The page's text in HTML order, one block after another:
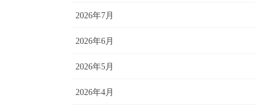
2026年7月
2026年6月
2026年5月
2026年4月